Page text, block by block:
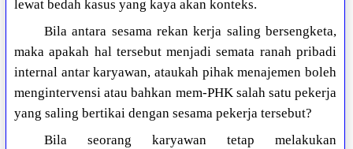
lewat bedah kasus yang kaya akan konteks.
Bila antara sesama rekan kerja saling bersengketa,
maka apakah hal tersebut menjadi semata ranah pribadi
internal antar karyawan, ataukah pihak menajemen boleh
mengintervensi atau bahkan mem-PHK salah satu pekerja
yang saling bertikai dengan sesama pekerja tersebut?
Bila seorang karyawan tetap melakukan